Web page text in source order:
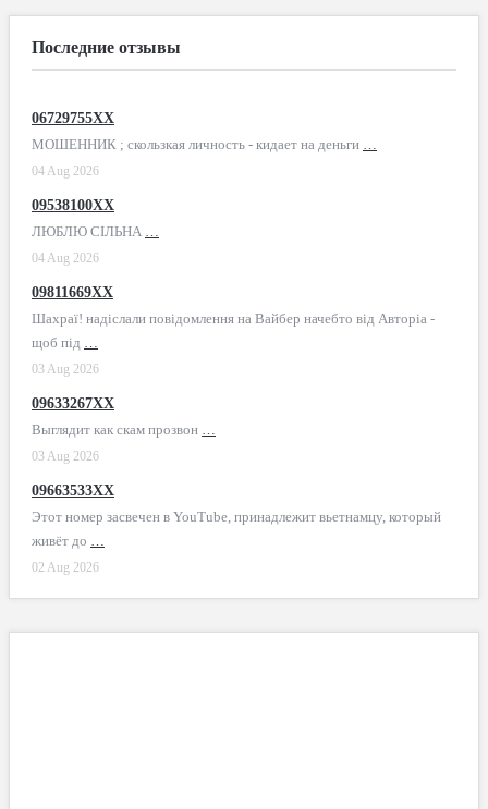
Последние отзывы
06729755XX
МОШЕННИК ; скользкая личность - кидает на деньги …
04 Aug 2026
09538100XX
ЛЮБЛЮ СІЛЬНА …
04 Aug 2026
09811669XX
Шахраї! надіслали повідомлення на Вайбер начебто від Авторіа -
щоб під …
03 Aug 2026
09633267XX
Выглядит как скам прозвон …
03 Aug 2026
09663533XX
Этот номер засвечен в YouTube, принадлежит вьетнамцу, который
живёт до …
02 Aug 2026